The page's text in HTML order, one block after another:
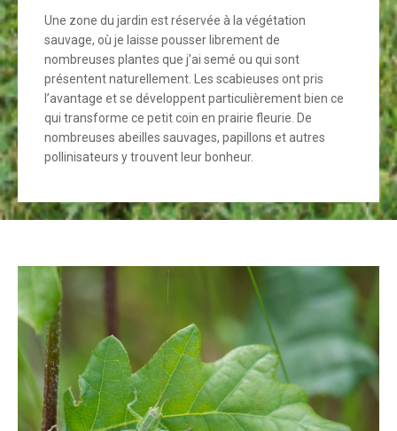
Une zone du jardin est réservée à la végétation
sauvage, où je laisse pousser librement de
nombreuses plantes que j’ai semé ou qui sont
présentent naturellement. Les scabieuses ont pris
l’avantage et se développent particulièrement bien ce
qui transforme ce petit coin en prairie fleurie. De
nombreuses abeilles sauvages, papillons et autres
pollinisateurs y trouvent leur bonheur.